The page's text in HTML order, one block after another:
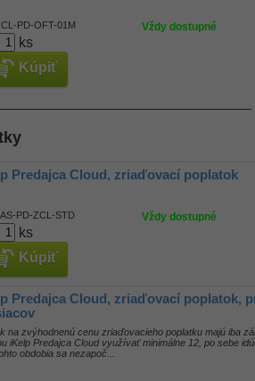
CL-PD-OFT-01M Vždy dostupné
ks
Kúpiť
Predajca Cloud, zriaďovací poplatok
AS-PD-ZCL-STD Vždy dostupné
ks
Kúpiť
Predajca Cloud, zriaďovací poplatok,
na zvýhodnenú cenu zriaďovacieho poplatku majú iba
iKelp Predajca Cloud využívať minimálne 12, po sebe
obdobia sa nezapoč...